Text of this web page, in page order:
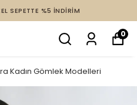
SEPETTE %5 İNDİRİM
0
Kadın Gömlek Modelleri